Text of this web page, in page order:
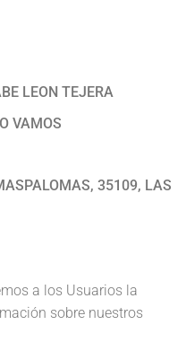
LEON TEJERA
VAMOS
35109, LAS
a los Usuarios la
sobre nuestros